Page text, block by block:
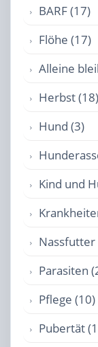
BARF (17)
Flöhe (17)
Alleine
Herbst (18)
Hund (3)
Kind und
Nassfutter
Parasiten
Pflege (10)
Pubertät